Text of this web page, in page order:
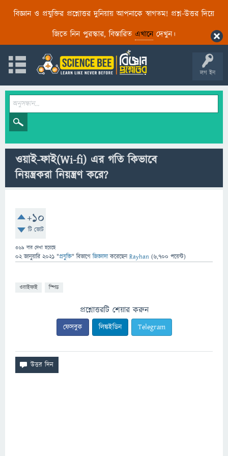
বিজ্ঞান ও প্রযুক্তির প্রশ্নোত্তর দুনিয়ায় আপনাকে স্বাগতম! প্রশ্ন-উত্তর দিয়ে
জিতে নিন পুরস্কার, বিস্তারিত এখানেদেখুন।
লগ ইন
ওয়াই-ফাই(Wi-fi) এর গতি কিভাবে
নিয়ন্ত্রকরা নিয়ন্ত্রণ করে?
+10
টি ভোট
369 বার দেখা হয়েছে
02 জানুয়ারি 2021 "প্রযুক্তি" বিভাগে জিজ্ঞাসাকরেছেনRayhan (6,700 পয়েন্ট)
ওয়াইফাই স্পিড
প্রশ্নোত্তরটি শেয়ার করুন
ফেসবুক লিঙ্কইডিন Telegram